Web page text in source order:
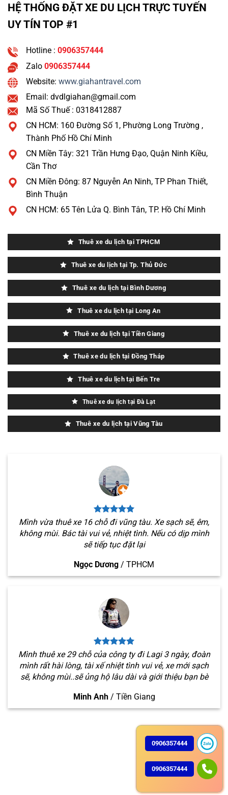
HỆ THỐNG ĐẶT XE DU LỊCH TRỰC TUYẾN
UY TÍN TOP #1
Hotline : 0906357444
Zalo 0906357444
Website: www.giahantravel.com
Email: dvdlgiahan@gmail.com
Mã Số Thuế : 0318412887
CN HCM: 160 Đường Số 1, Phường Long Trường ,
Thành Phố Hồ Chí Minh
CN Miền Tây: 321 Trần Hưng Đạo, Quận Ninh Kiều,
Cần Thơ
CN Miền Đông: 87 Nguyễn An Ninh, TP Phan Thiết,
Bình Thuận
CN HCM: 65 Tên Lửa Q. Bình Tân, TP. Hồ Chí Minh
Thuê xe du lịch tại TPHCM
Thuê xe du lịch tại Tp. Thủ Đức
Thuê xe du lịch tại Bình Dương
Thuê xe du lịch tại Long An
Thuê xe du lịch tại Tiền Giang
Thuê xe du lịch tại Đồng Tháp
Thuê xe du lịch tại Bến Tre
Thuê xe du lịch tại Đà Lạt
Thuê xe du lịch tại Vũng Tàu
Mình vừa thuê xe 16 chỗ đi vũng tàu. Xe sạch sẽ, êm,
không mùi. Bác tài vui vẻ, nhiệt tình. Nếu có dịp mình
sẽ tiếp tục đặt lại
Ngọc Dương / TPHCM
Mình thuê xe 29 chỗ của công ty đi Lagi 3 ngày, đoàn
mình rất hài lòng, tài xế nhiệt tình vui vẻ, xe mới sạch
sẽ, không mùi..sẽ ủng hộ lâu dài và giới thiệu bạn bè
Minh Anh / Tiền Giang
0906357444
0906357444